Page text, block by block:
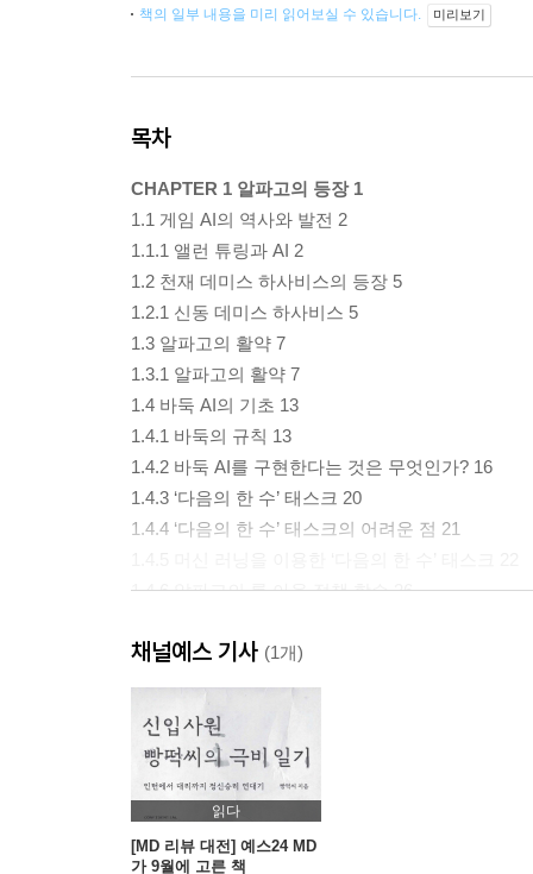
책의 일부 내용을 미리 읽어보실 수 있습니다. 미리보기
목차
CHAPTER 1 알파고의 등장 1
1.1 게임 AI의 역사와 발전 2
1.1.1 앨런 튜링과 AI 2
1.2 천재 데미스 하사비스의 등장 5
1.2.1 신동 데미스 하사비스 5
1.3 알파고의 활약 7
1.3.1 알파고의 활약 7
1.4 바둑 AI의 기초 13
1.4.1 바둑의 규칙 13
1.4.2 바둑 AI를 구현한다는 것은 무엇인가? 16
1.4.3 ‘다음의 한 수’ 태스크 20
1.4.4 ‘다음의 한 수’ 태스크의 어려운 점 21
1.4.6 알파고의 롤 아웃 정책 학습 26
CHAPTER 2 딥 러닝 - 바둑 AI는 순간적으로 수를
이 장에서 설명할 내용 32
2.1 딥 러닝이란? 34
2.2 필기체 숫자 인식의 예 42
2.2.1 필기체 숫자 인식이란? 42
2.2.2 필기체 숫자 인식의 데이터 세트 ‘MNIST’ 42
채널예스 기사 (1개)
읽다
[MD 리뷰 대전] 예스24 MD
가 9월에 고른 책